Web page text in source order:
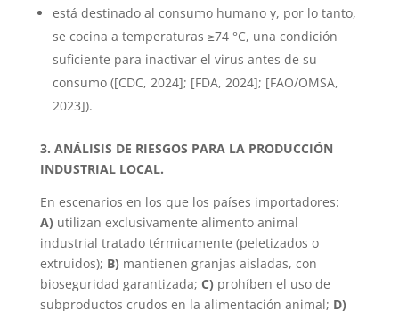
está destinado al consumo humano y, por lo tanto,
se cocina a temperaturas ≥74 °C, una condición
suficiente para inactivar el virus antes de su
consumo ([CDC, 2024]; [FDA, 2024]; [FAO/OMSA,
2023]).
3. ANÁLISIS DE RIESGOS PARA LA PRODUCCIÓN
INDUSTRIAL LOCAL.
En escenarios en los que los países importadores:
A) utilizan exclusivamente alimento animal
industrial tratado térmicamente (peletizados o
extruidos); B) mantienen granjas aisladas, con
bioseguridad garantizada; C) prohíben el uso de
subproductos crudos en la alimentación animal; D)